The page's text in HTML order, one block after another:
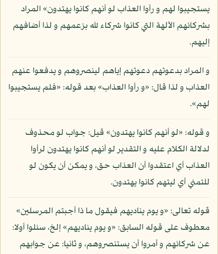
يستجيبوا لهم و رأوا العذاب لو أنهم كانوا يهتدون» المراد
بشركائهم الآلهة التي كانوا شركاء لله بزعمهم و لذا أضافهم
إليهم.
و المراد بدعوتهم دعوتهم إياهم لينصروهم و يدفعوا عنهم
العذاب و لذا قال: «و رأوا العذاب» بعد قوله: «فلم يستجيبوا
لهم».
و قوله: «لو أنهم كانوا يهتدون» قيل: جواب لو محذوف
لدلالة الكلام عليه و التقدير لو أنهم كانوا يهتدون لرأوا
العذاب أي اعتقدوا أن العذاب حق، و يمكن أن يكون لو
للتمني أي ليتهم كانوا يهتدون.
قوله تعالى: «و يوم يناديهم فيقول ما ذا أجبتم المرسلين»
معطوف على قوله السابق: «و يوم يناديهم» إلخ، سئلوا أولا:
عن شركائهم و أمروا أن يستنصروهم، و ثانيا: عن جوابهم